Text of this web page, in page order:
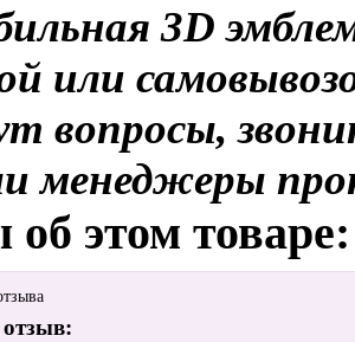
3D
или
вопросы,
менеджеры
этом товаре: